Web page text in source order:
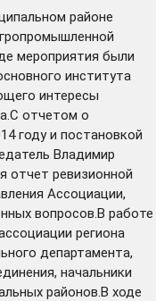
районе
мероприятия были
института
интересы
отчетом о
году и постановкой
Владимир
отчет ревизионной
Ассоциации,
вопросов.В работе
региона
департамента,
начальники
районов.В ходе